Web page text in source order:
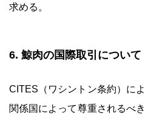
求める。
6. 鯨肉の国際取引について
CITES（ワシントン条約）に
関係国によって尊重されるべ